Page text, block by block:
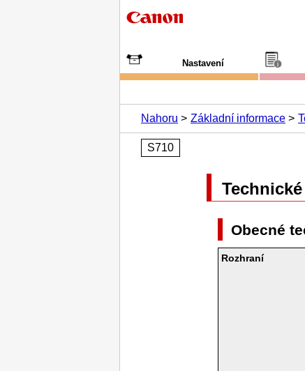
Nastavení
Nahoru
Základní informace
S710
Obecné
Rozhraní